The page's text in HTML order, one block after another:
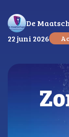
De
22 juni 2026